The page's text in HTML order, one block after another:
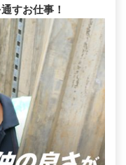
すお仕事！